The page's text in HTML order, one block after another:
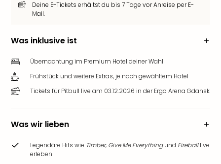
Deine E-Tickets erhältst du bis 7 Tage vor Anreise per E-
Mail.
Was inklusive ist
Übernachtung im Premium Hotel deiner Wahl
Frühstück und weitere Extras, je nach gewähltem Hotel
Tickets für Pitbull live am 03.12.2026 in der Ergo Arena Gdansk
Was wir lieben
Legendäre Hits wie Timber, Give Me Everythingund Fireballlive
erleben